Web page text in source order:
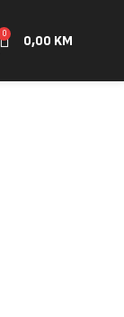
0 0,00 KM